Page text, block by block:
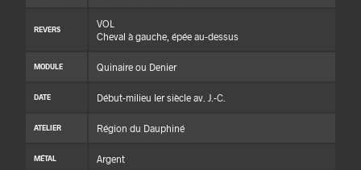
REVERS
VOL
Cheval à gauche, épée au-dessus
MODULE Quinaire ou Denier
DATE Début-milieu Ier siècle av. J.-C.
ATELIER Région du Dauphiné
MÉTAL Argent